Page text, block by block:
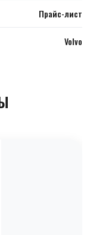
Прайс-лист
Volvo